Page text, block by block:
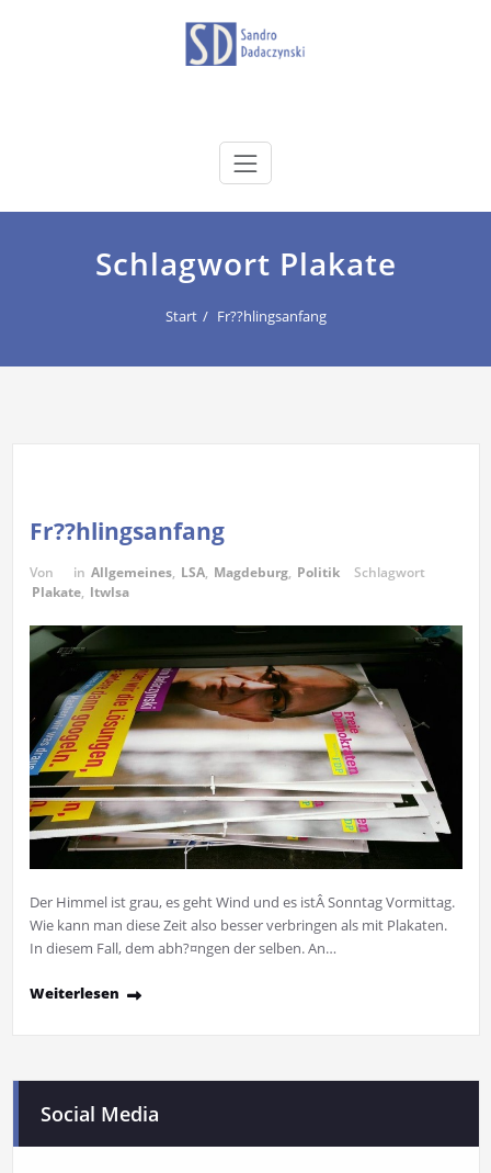
dadaczynski.de
Schlagwort Plakate
Start Fr??hlingsanfang
Fr??hlingsanfang
Von in Allgemeines, LSA, Magdeburg, Politik
Schlagwort
Plakate, ltwlsa
Der Himmel ist grau, es geht Wind und es istÂ Sonntag Vormittag.
Wie kann man diese Zeit also besser verbringen als mit Plakaten.
In diesem Fall, dem abh?¤ngen der selben. An…
Weiterlesen
Social Media